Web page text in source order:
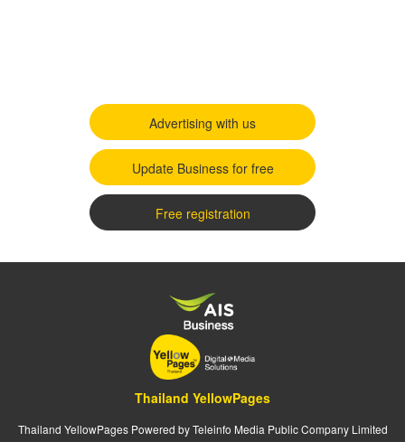
Advertising with us
Update Business for free
Free registration
Thailand YellowPages
Thailand YellowPages Powered by Teleinfo Media Public Company Limited